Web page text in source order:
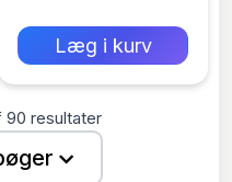
Læg i kurv
90 resultater